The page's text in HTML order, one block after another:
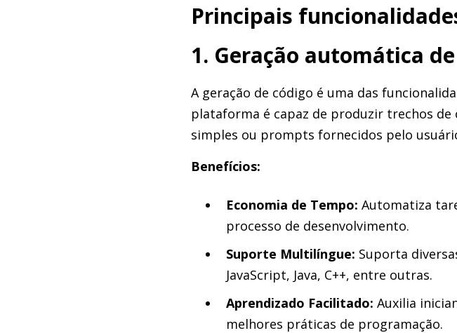
Principais
1. Geração automática
A geração de código é uma das
plataforma é capaz de produzir trechos
simples ou prompts fornecidos pelo
Benefícios:
Economia de Tempo: Automatiza
processo de desenvolvimento.
Suporte Multilíngue: Suporta
JavaScript, Java, C++, entre outras.
Aprendizado Facilitado: Auxilia
melhores práticas de programação.